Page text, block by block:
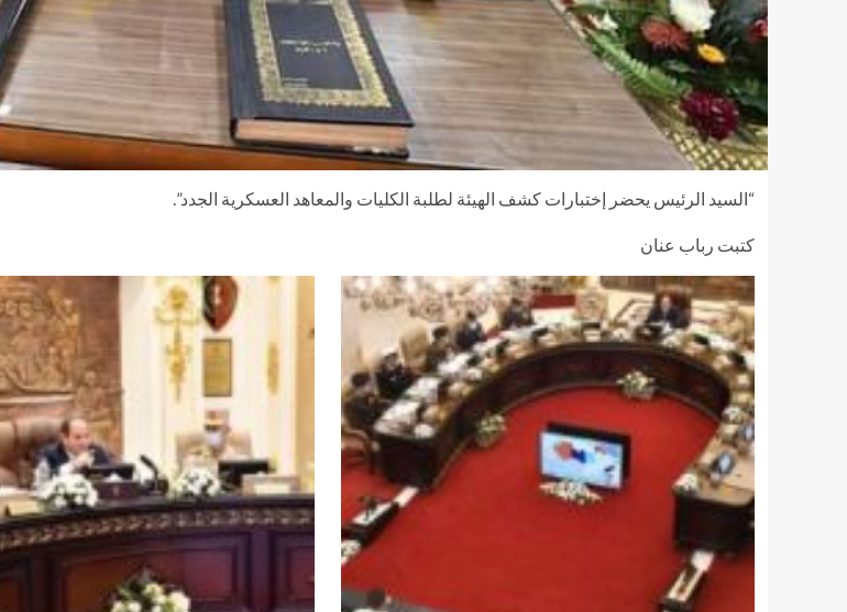
“السيد الرئيس يحضر إختبارات كشف الهيئة لطلبة الكليات والمعاهد العسكرية الجدد”.
كتبت رباب عنان